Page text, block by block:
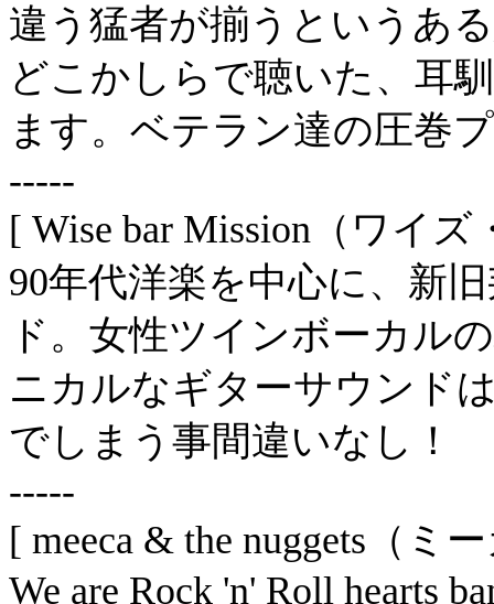
違う猛者が揃うというあ
どこかしらで聴いた、耳
ます。ベテラン達の圧巻
-----
[ Wise bar Mission（ワイ
90年代洋楽を中心に、新
ド。女性ツインボーカル
ニカルなギターサウンド
でしまう事間違いなし！
-----
[ meeca & the nuggets（ミ
We are Rock 'n' Roll hearts